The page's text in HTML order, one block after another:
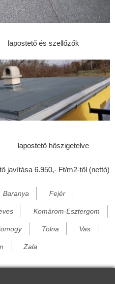
szellőzők
javítása 6.950,- Ft/m2-től (nettó)
Baranya Fejér
Komárom-Esztergom
Tolna Vas
Zala